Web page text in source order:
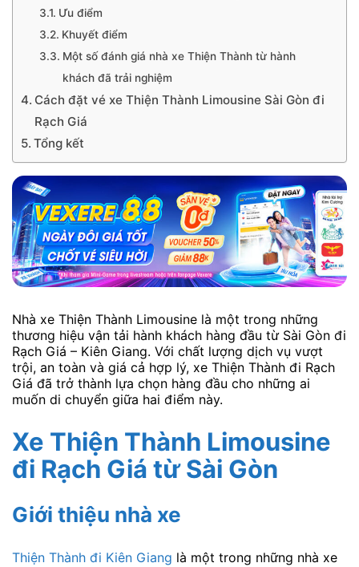
Ưu điểm
Khuyết điểm
Một số đánh giá nhà xe Thiện Thành từ hành
khách đã trải nghiệm
Cách đặt vé xe Thiện Thành Limousine Sài Gòn đi
Rạch Giá
Tổng kết
Nhà xe Thiện Thành Limousine là một trong những
thương hiệu vận tải hành khách hàng đầu từ Sài Gòn đi
Rạch Giá – Kiên Giang. Với chất lượng dịch vụ vượt
trội, an toàn và giá cả hợp lý, xe Thiện Thành đi Rạch
Giá đã trở thành lựa chọn hàng đầu cho những ai
muốn di chuyển giữa hai điểm này.
Xe Thiện Thành Limousine
đi Rạch Giá từ Sài Gòn
Giới thiệu nhà xe
Thiện Thành đi Kiên Giang là một trong những nhà xe